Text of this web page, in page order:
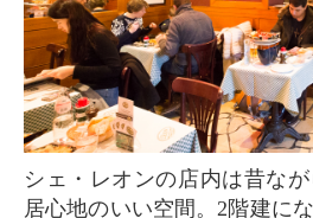
シェ・レオンの店内は昔ながらの雰囲気を残した
居心地のいい空間。2階建に